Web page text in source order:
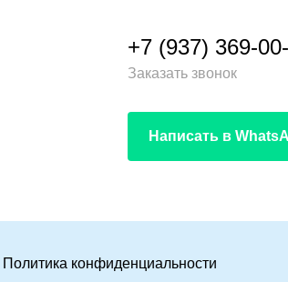
+7 (937) 369-
Заказать звонок
Написать в
Политика конфиденциальности